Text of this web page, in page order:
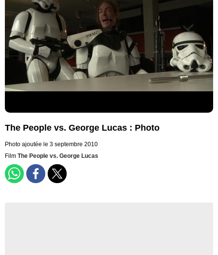
The People vs. George Lucas : Photo
Photo ajoutée le 3 septembre 2010
Film The People vs. George Lucas